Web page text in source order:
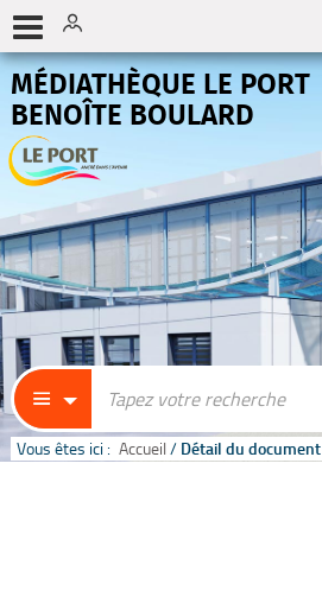
MÉDIATHÈQUE LE PORT
BENOÎTE BOULARD
Vous êtes ici : Accueil / Détail du document